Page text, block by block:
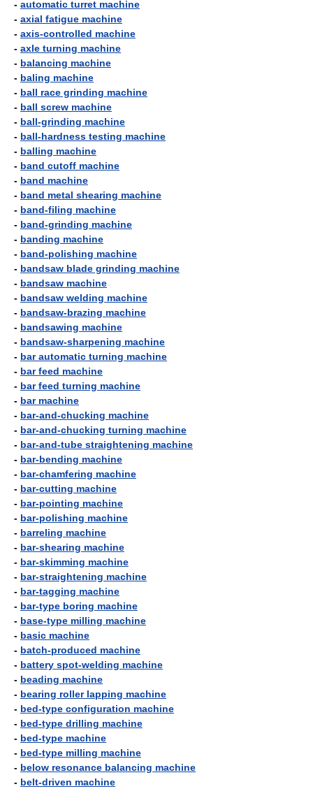
- automatic turret machine
- axial fatigue machine
- axis-controlled machine
- axle turning machine
- balancing machine
- baling machine
- ball race grinding machine
- ball screw machine
- ball-grinding machine
- ball-hardness testing machine
- balling machine
- band cutoff machine
- band machine
- band metal shearing machine
- band-filing machine
- band-grinding machine
- banding machine
- band-polishing machine
- bandsaw blade grinding machine
- bandsaw machine
- bandsaw welding machine
- bandsaw-brazing machine
- bandsawing machine
- bandsaw-sharpening machine
- bar automatic turning machine
- bar feed machine
- bar feed turning machine
- bar machine
- bar-and-chucking machine
- bar-and-chucking turning machine
- bar-and-tube straightening machine
- bar-bending machine
- bar-chamfering machine
- bar-cutting machine
- bar-pointing machine
- bar-polishing machine
- barreling machine
- bar-shearing machine
- bar-skimming machine
- bar-straightening machine
- bar-tagging machine
- bar-type boring machine
- base-type milling machine
- basic machine
- batch-produced machine
- battery spot-welding machine
- beading machine
- bearing roller lapping machine
- bed-type configuration machine
- bed-type drilling machine
- bed-type machine
- bed-type milling machine
- below resonance balancing machine
- belt-driven machine